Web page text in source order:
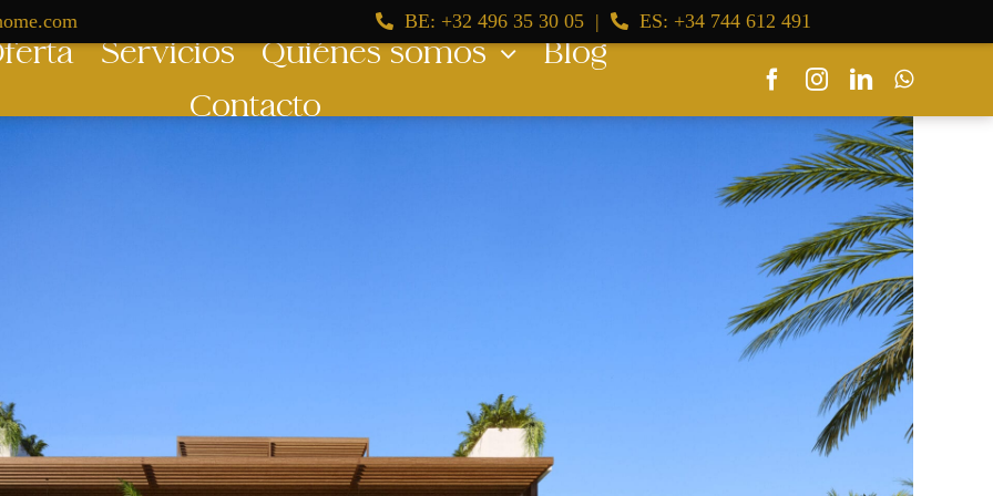
BE: +32 496 35 30 05 | ES: +34 744 612 491
Servicios Quiénes somos
Blog
Contacto